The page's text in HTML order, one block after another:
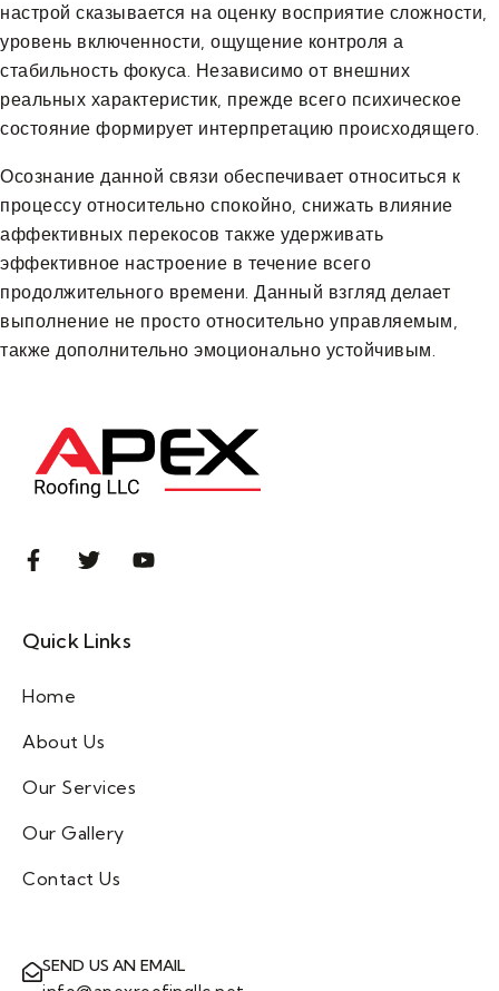
настрой сказывается на оценку восприятие сложности,
уровень включенности, ощущение контроля а
стабильность фокуса. Независимо от внешних
реальных характеристик, прежде всего психическое
состояние формирует интерпретацию происходящего.
Осознание данной связи обеспечивает относиться к
процессу относительно спокойно, снижать влияние
аффективных перекосов также удерживать
эффективное настроение в течение всего
продолжительного времени. Данный взгляд делает
выполнение не просто относительно управляемым,
также дополнительно эмоционально устойчивым.
Quick Links
Home
About Us
Our Services
Our Gallery
Contact Us
SEND US AN EMAIL